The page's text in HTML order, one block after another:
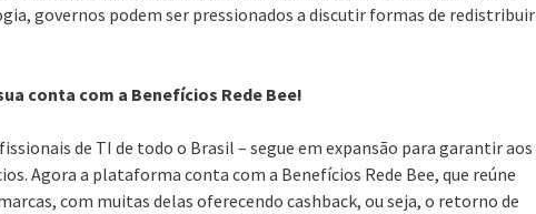
governos podem ser pressionados a discutir formas de redistribuir
conta com a Benefícios Rede Bee!
de TI de todo o Brasil – segue em expansão para garantir aos
Agora a plataforma conta com a Benefícios Rede Bee, que reúne
com muitas delas oferecendo cashback, ou seja, o retorno de